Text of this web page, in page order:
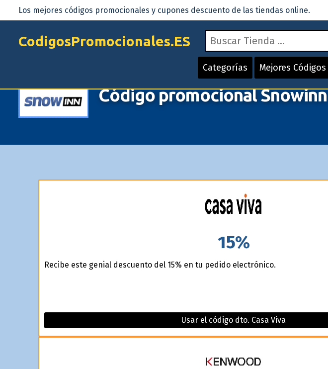
CodigosPromocionales.ES
Categorías Mejores Códigos
Los mejores códigos promocionales y cupones descuento de las tiendas online.
Código promocional Snowinn
15%
Recibe este genial descuento del 15% en tu pedido electrónico.
Usar el código dto. Casa Viva